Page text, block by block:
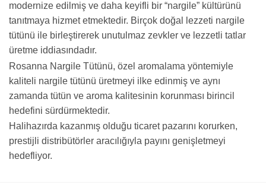
modernize edilmiş ve daha keyifli bir “nargile” kültürünü
tanıtmaya hizmet etmektedir. Birçok doğal lezzeti nargile
tütünü ile birleştirerek unutulmaz zevkler ve lezzetli tatlar
üretme iddiasındadır.
Rosanna Nargile Tütünü, özel aromalama yöntemiyle
kaliteli nargile tütünü üretmeyi ilke edinmiş ve aynı
zamanda tütün ve aroma kalitesinin korunması birincil
hedefini sürdürmektedir.
Halihazırda kazanmış olduğu ticaret pazarını korurken,
prestijli distribütörler aracılığıyla payını genişletmeyi
hedefliyor.